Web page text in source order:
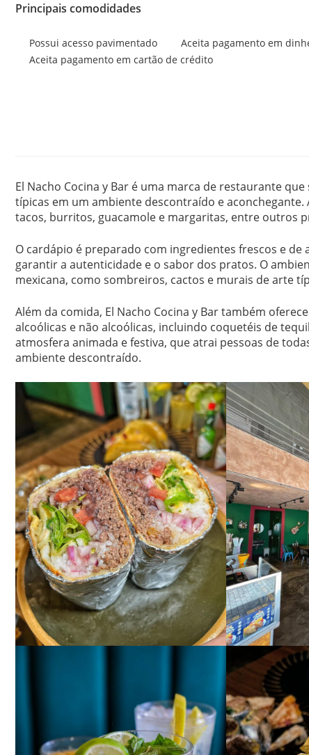
Principais comodidades
Possui acesso pavimentado Aceita pagamento em
Aceita pagamento em cartão de crédito
El Nacho Cocina y Bar é uma marca de restaurante
típicas em um ambiente descontraído e
tacos, burritos, guacamole e margaritas, entre outros
O cardápio é preparado com ingredientes frescos e
garantir a autenticidade e o sabor dos pratos. O
mexicana, como sombreiros, cactos e murais de arte
Além da comida, El Nacho Cocina y Bar também
alcoólicas e não alcoólicas, incluindo coquetéis de
atmosfera animada e festiva, que atrai pessoas de
ambiente descontraído.